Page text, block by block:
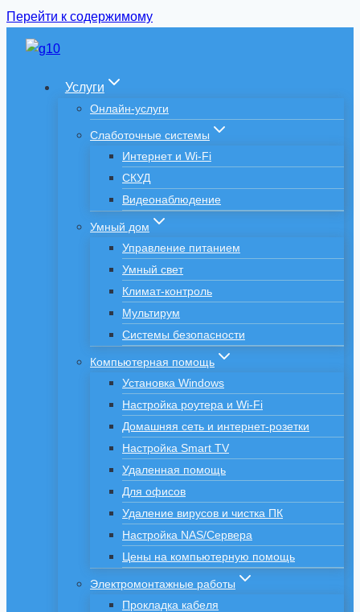
Перейти к содержимому
Услуги
Онлайн-услуги
Слаботочные системы
Интернет и Wi-Fi
СКУД
Видеонаблюдение
Умный дом
Управление питанием
Умный свет
Климат-контроль
Мультирум
Системы безопасности
Компьютерная помощь
Установка Windows
Настройка роутера и Wi-Fi
Домашняя сеть и интернет-розетки
Настройка Smart TV
Удаленная помощь
Для офисов
Удаление вирусов и чистка ПК
Настройка NAS/Сервера
Цены на компьютерную помощь
Электромонтажные работы
Прокладка кабеля